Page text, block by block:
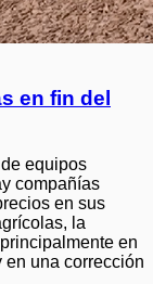
en fin del
equipos
compañías
en sus
la
en
en una corrección